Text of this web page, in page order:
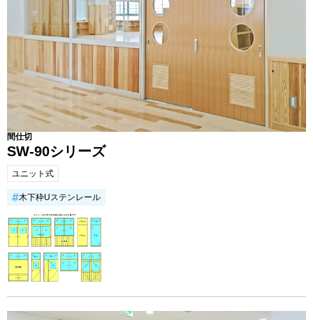
間仕切
SW-90シリーズ
ユニット式
木下枠Uステンレール